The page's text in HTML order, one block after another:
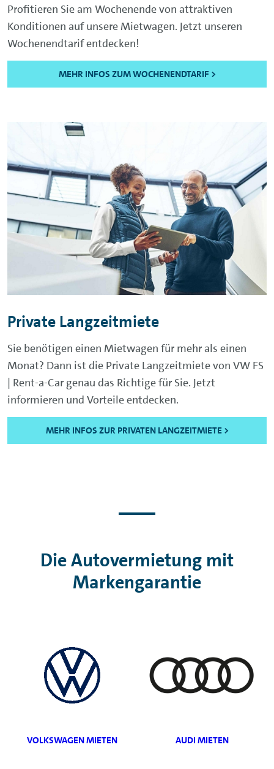
Profitieren Sie am Wochenende von attraktiven
Konditionen auf unsere Mietwagen. Jetzt unseren
Wochenendtarif entdecken!
MEHR INFOS ZUM WOCHENENDTARIF >
Private Langzeitmiete
Sie benötigen einen Mietwagen für mehr als einen
Monat? Dann ist die Private Langzeitmiete von VW FS
| Rent-a-Car genau das Richtige für Sie. Jetzt
informieren und Vorteile entdecken.
MEHR INFOS ZUR PRIVATEN LANGZEITMIETE >
Die Autovermietung mit
Markengarantie
VOLKSWAGEN MIETEN AUDI MIETEN